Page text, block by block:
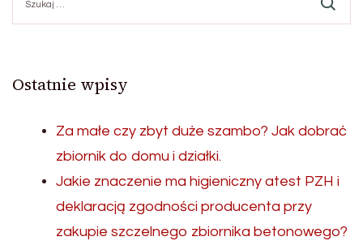
Ostatnie wpisy
Za małe czy zbyt duże szambo? Jak dobrać
zbiornik do domu i działki.
Jakie znaczenie ma higieniczny atest PZH i
deklaracją zgodności producenta przy
zakupie szczelnego zbiornika betonowego?